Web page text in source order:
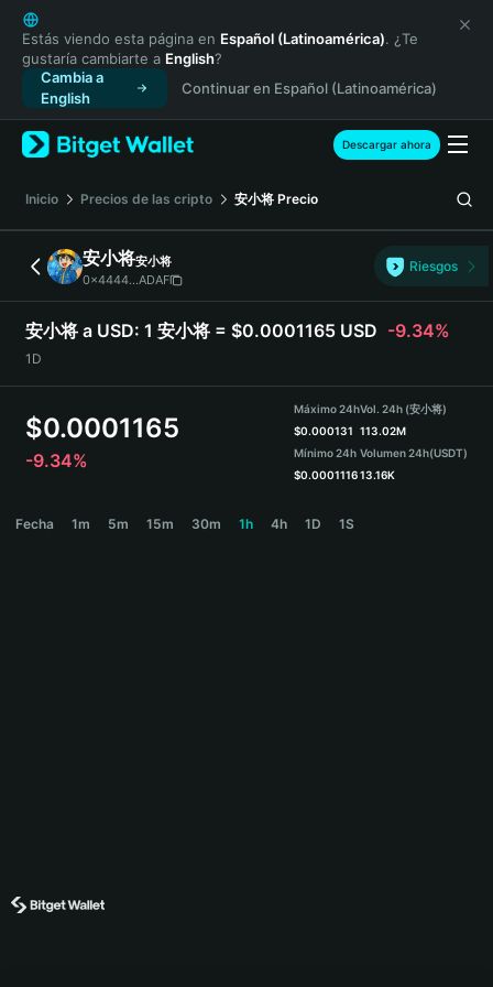
English
日本語
Tiếng Việt
Русский
Español (Latinoamérica)
Türkçe
Français
Deutsch
简体中文
繁體中文
Português (Portugal)
Bahasa Indonesia
ภาษาไทย
हिन्दी
Español
Português (Brasil)
Estás viendo esta página en Español (Latinoamérica). ¿Te
gustaría cambiarte a English?
Cambia a
English
Continuar en Español (Latinoamérica)
Descargar ahora
Inicio Precios de las cripto 安小将 Precio
安小将安小将
0x4444...ADAF
Riesgos
安小将 a USD: 1 安小将 = $0.0001165 USD -9.34%
1D
$0.0001165
-9.34%
Máximo 24h
$0.000131
Mínimo 24h
$0.0001116
Vol. 24h (安小将)
113.02M
Volumen 24h(USDT)
13.16K
Fecha 1m 5m 15m 30m 1h 4h 1D 1S